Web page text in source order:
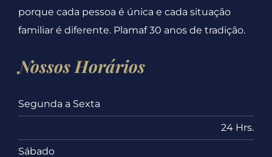
porque cada pessoa é única e cada situação
familiar é diferente. Plamaf 30 anos de tradição.
Nossos Horários
Segunda a Sexta
24 Hrs.
Sábado